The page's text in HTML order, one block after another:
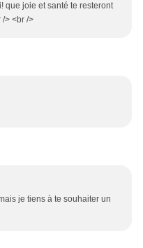
que joie et santé te resteront
/> <br />
je tiens à te souhaiter un